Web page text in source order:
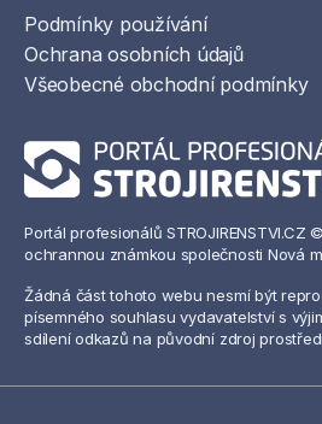
Podmínky používání
Ochrana osobních údajů
Všeobecné obchodní podmínky
Portál profesionálů STROJIRENSTVI.CZ
ochrannou známkou společnosti Nová
Žádná část tohoto webu nesmí být
písemného souhlasu vydavatelství s
sdílení odkazů na původní zdroj